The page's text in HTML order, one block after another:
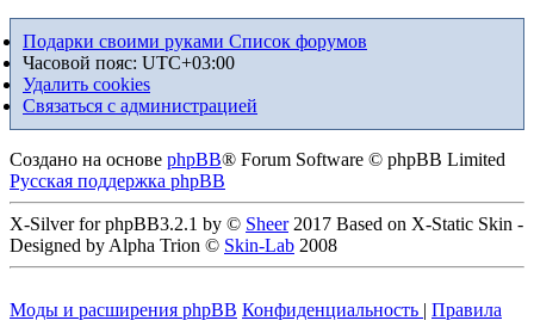
Подарки своими руками Список форумов
Часовой пояс: UTC+03:00
Удалить cookies
Связаться с администрацией
Создано на основе phpBB® Forum Software © phpBB Limited
Русская поддержка phpBB
X-Silver for phpBB3.2.1 by © Sheer2017 Based on X-Static Skin -
Designed by Alpha Trion © Skin-Lab 2008
Моды и расширения phpBB Конфиденциальность | Правила